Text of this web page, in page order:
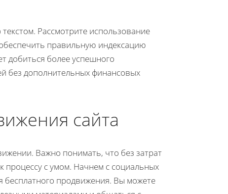
Рассмотрите использование
правильную индексацию
добиться более успешного
без дополнительных финансовых
сайта
Важно понимать, что без затрат
процессу с умом. Начнем с социальных
бесплатного продвижения. Вы можете